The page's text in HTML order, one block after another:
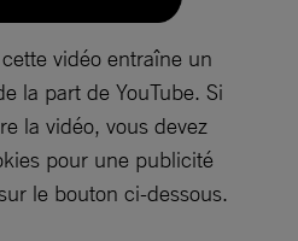
vidéo entraîne un
la part de YouTube. Si
la vidéo, vous devez
pour une publicité
le bouton ci-dessous.